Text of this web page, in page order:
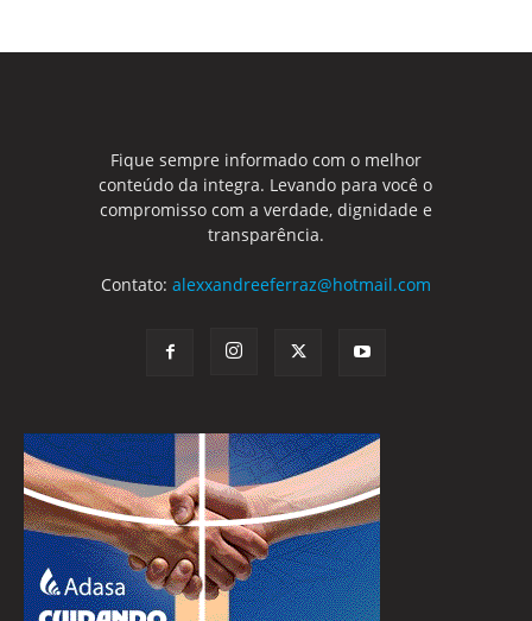
Fique sempre informado com o melhor
conteúdo da integra. Levando para você o
compromisso com a verdade, dignidade e
transparência.
Contato: alexxandreeferraz@hotmail.com